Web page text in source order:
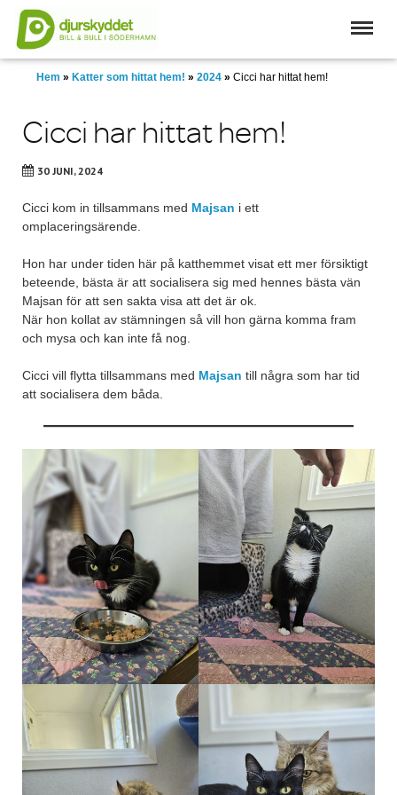
Skip
main
contentHem » Katter som hittat hem! » 2024 » Cicci har hittat hem!
Cicci har hittat hem!
30 JUNI, 2024
Cicci kom in tillsammans med Majsan i ett
omplaceringsärende.
Hon har under tiden här på katthemmet visat ett mer försiktigt
beteende, bästa är att socialisera sig med hennes bästa vän
Majsan för att sen sakta visa att det är ok.
När hon kollat av stämningen så vill hon gärna komma fram
och mysa och kan inte få nog.
Cicci vill flytta tillsammans med Majsan till några som har tid
att socialisera dem båda.